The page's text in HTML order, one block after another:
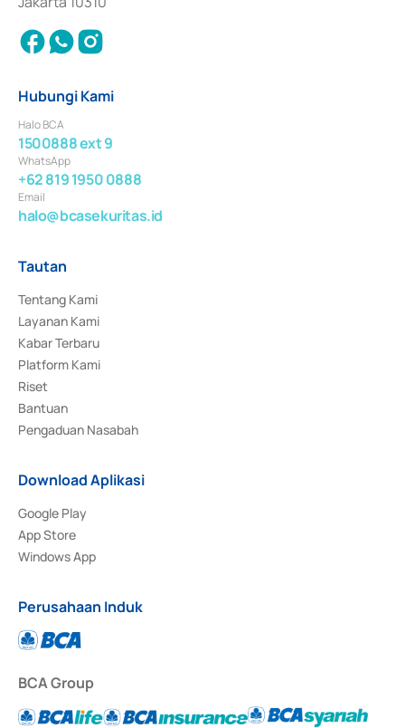
Hubungi Kami
Halo BCA
1500888 ext 9
WhatsApp
+62 819 1950 0888
Email
halo@bcasekuritas.id
Tautan
Tentang Kami
Layanan Kami
Kabar Terbaru
Platform Kami
Riset
Bantuan
Pengaduan Nasabah
Download Aplikasi
Google Play
App Store
Windows App
Perusahaan Induk
BCA Group